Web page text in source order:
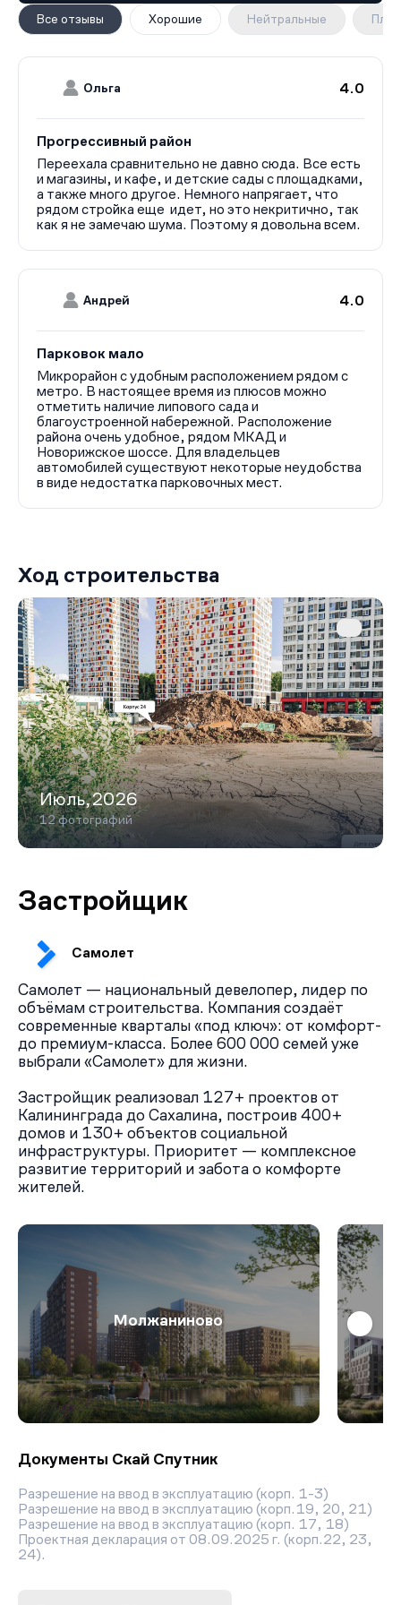
Все отзывы Хорошие Нейтральные
Ольга 4.0
Прогрессивный район
Переехала сравнительно не давно сюда. Все есть
и магазины, и кафе, и детские сады с площадками,
а также много другое. Немного напрягает, что
рядом стройка еще идет, но это некритично, так
как я не замечаю шума. Поэтому я довольна всем.
Андрей 4.0
Парковок мало
Микрорайон с удобным расположением рядом с
метро. В настоящее время из плюсов можно
отметить наличие липового сада и
благоустроенной набережной. Расположение
района очень удобное, рядом МКАД и
Новорижское шоссе. Для владельцев
автомобилей существуют некоторые неудобства
в виде недостатка парковочных мест.
Ход строительства
Июль,2026
12 фотографий
Застройщик
Самолет
Самолет — национальный девелопер, лидер по
объёмам строительства. Компания создаёт
современные кварталы «под ключ»: от комфорт-
до премиум-класса. Более 600 000 семей уже
выбрали «Самолет» для жизни.
Застройщик реализовал 127+ проектов от
Калининграда до Сахалина, построив 400+
домов и 130+ объектов социальной
инфраструктуры. Приоритет — комплексное
развитие территорий и забота о комфорте
жителей.
Молжаниново
Документы Скай Спутник
Разрешение на ввод в эксплуатацию (корп. 1-3)
Разрешение на ввод в эксплуатацию (корп.19, 20, 21)
Разрешение на ввод в эксплуатацию (корп. 17, 18)
Проектная декларация от 08.09.2025 г. (корп.22, 23,
24).